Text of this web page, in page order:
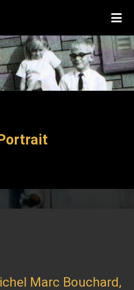
Marc Bouchard,